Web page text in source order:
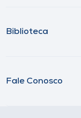
Biblioteca
Fale Conosco